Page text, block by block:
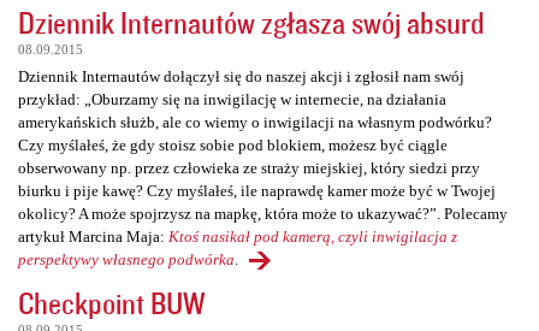
Dziennik Internautów zgłasza swój absurd
08.09.2015
Dziennik Internautów dołączył się do naszej akcji i zgłosił nam swój
przykład: „Oburzamy się na inwigilację w internecie, na działania
amerykańskich służb, ale co wiemy o inwigilacji na własnym podwórku?
Czy myślałeś, że gdy stoisz sobie pod blokiem, możesz być ciągle
obserwowany np. przez człowieka ze straży miejskiej, który siedzi przy
biurku i pije kawę? Czy myślałeś, ile naprawdę kamer może być w Twojej
okolicy? A może spojrzysz na mapkę, która może to ukazywać?”. Polecamy
artykuł Marcina Maja: Ktoś nasikał pod kamerą, czyli inwigilacja z
perspektywy własnego podwórka
Checkpoint BUW